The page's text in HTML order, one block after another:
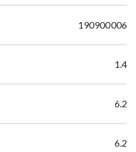
190900006
1.4
6.2
6.2